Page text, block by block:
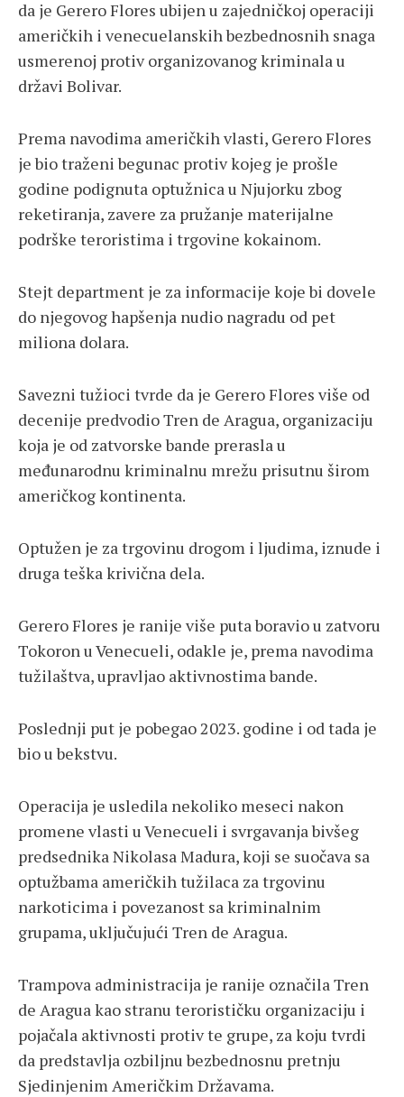
da je Gerero Flores ubijen u zajedničkoj operaciji
američkih i venecuelanskih bezbednosnih snaga
usmerenoj protiv organizovanog kriminala u
državi Bolivar.
Prema navodima američkih vlasti, Gerero Flores
je bio traženi begunac protiv kojeg je prošle
godine podignuta optužnica u Njujorku zbog
reketiranja, zavere za pružanje materijalne
podrške teroristima i trgovine kokainom.
Stejt department je za informacije koje bi dovele
do njegovog hapšenja nudio nagradu od pet
miliona dolara.
Savezni tužioci tvrde da je Gerero Flores više od
decenije predvodio Tren de Aragua, organizaciju
koja je od zatvorske bande prerasla u
međunarodnu kriminalnu mrežu prisutnu širom
američkog kontinenta.
Optužen je za trgovinu drogom i ljudima, iznude i
druga teška krivična dela.
Gerero Flores je ranije više puta boravio u zatvoru
Tokoron u Venecueli, odakle je, prema navodima
tužilaštva, upravljao aktivnostima bande.
Poslednji put je pobegao 2023. godine i od tada je
bio u bekstvu.
Operacija je usledila nekoliko meseci nakon
promene vlasti u Venecueli i svrgavanja bivšeg
predsednika Nikolasa Madura, koji se suočava sa
optužbama američkih tužilaca za trgovinu
narkoticima i povezanost sa kriminalnim
grupama, uključujući Tren de Aragua.
Trampova administracija je ranije označila Tren
de Aragua kao stranu terorističku organizaciju i
pojačala aktivnosti protiv te grupe, za koju tvrdi
da predstavlja ozbiljnu bezbednosnu pretnju
Sjedinjenim Američkim Državama.